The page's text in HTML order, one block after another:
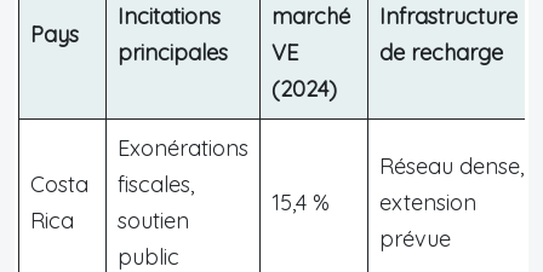
Pays
Incitations
principales
marché
VE
(2024)
Infrastructure
de recharge
Costa
Rica
Exonérations
fiscales,
soutien
public
15,4 %
Réseau dense,
extension
prévue